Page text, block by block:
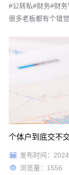
#公转私#财务#财务
很多老板都有个错
了，我告诉为什么
时候我们公司上有
我们公司不赚
个体户到底交不
发布时间：
浏览量：1556